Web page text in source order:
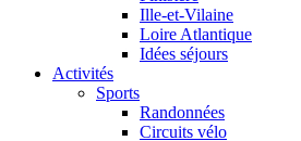
Ille-et-Vilaine
Loire Atlantique
Idées séjours
Activités
Sports
Randonnées
Circuits vélo